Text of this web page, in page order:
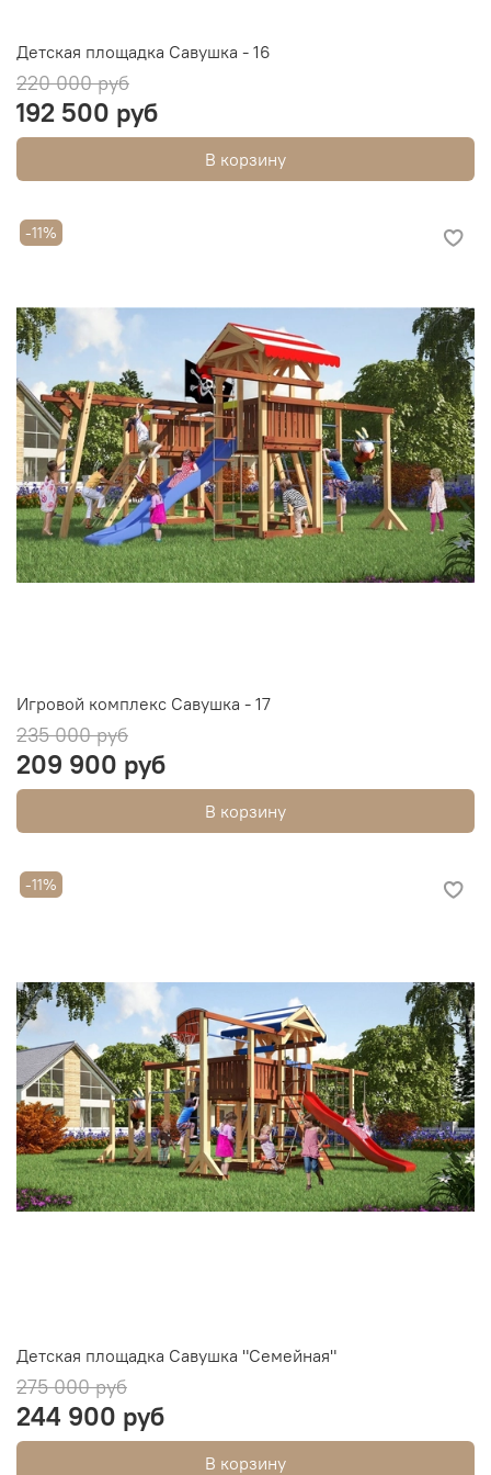
Детская площадка Савушка - 16
220 000 руб
192 500 руб
В корзину
-11%
Игровой комплекс Савушка - 17
235 000 руб
209 900 руб
В корзину
-11%
Детская площадка Савушка "Семейная"
275 000 руб
244 900 руб
В корзину